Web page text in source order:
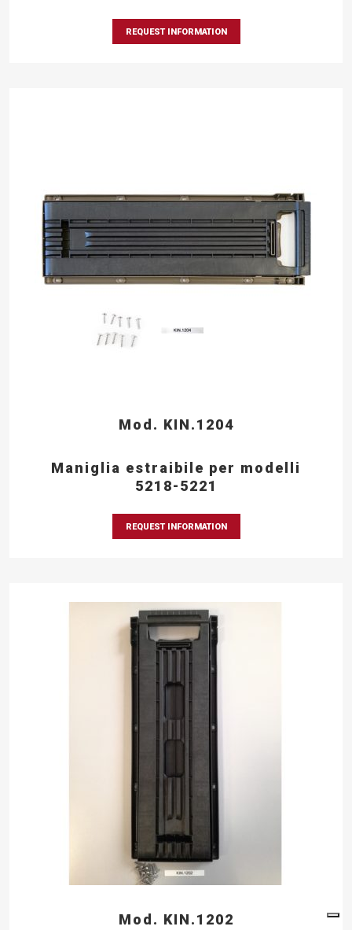
REQUEST INFORMATION
Mod. KIN.1204
Maniglia estraibile per modelli
5218-5221
REQUEST INFORMATION
Mod. KIN.1202